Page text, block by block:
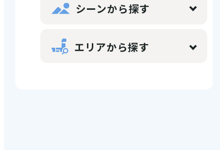
シーンから探す
エリアから探す